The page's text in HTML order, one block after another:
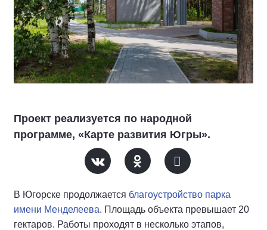
Проект реализуется по народной
программе, «Карте развития Югры».
В Югорске продолжается благоустройство парка
имени Менделеева. Площадь объекта превышает 20
гектаров. Работы проходят в несколько этапов,